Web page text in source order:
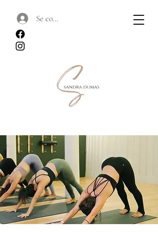
Se connecter